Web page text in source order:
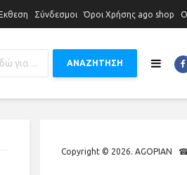
Σύνδεσμοι Όροι Χρήσης ago shop Ο
ΑΝΑΖΗΤΗΣΗ
Copyright © 2026. AGOPIAN